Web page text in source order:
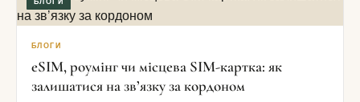
БЛОГИ
eSIM, роумінг чи місцева SIM-картка: як
залишатися на зв’язку за кордоном